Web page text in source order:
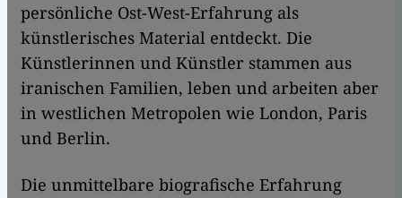
persönliche Ost-West-Erfahrung als
künstlerisches Material entdeckt. Die
Künstlerinnen und Künstler stammen aus
iranischen Familien, leben und arbeiten aber
in westlichen Metropolen wie London, Paris
und Berlin.
Die unmittelbare biografische Erfahrung